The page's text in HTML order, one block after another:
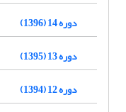
دوره 14 (1396)
دوره 13 (1395)
دوره 12 (1394)